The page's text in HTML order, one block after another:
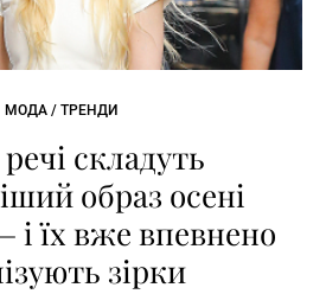
МОДА / ТРЕНДИ
речі складуть
образ осені
і їх вже впевнено
зірки